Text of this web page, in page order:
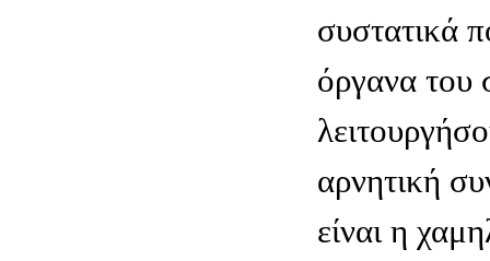
συστατικά
όργανα του
αρνητική
είναι η